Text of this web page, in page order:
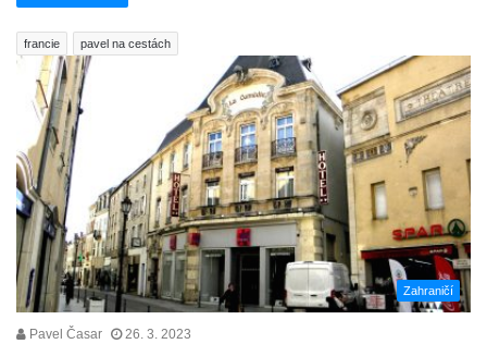
francie pavel na cestách
Zahraničí
Pavel Časar 26. 3. 2023